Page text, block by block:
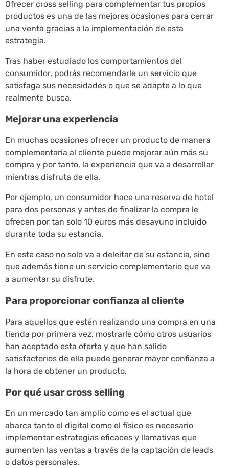
Ofrecer cross selling para complementar tus propios
productos es una de las mejores ocasiones para cerrar
una venta gracias a la implementación de esta
estrategia.
Tras haber estudiado los comportamientos del
consumidor, podrás recomendarle un servicio que
satisfaga sus necesidades o que se adapte a lo que
realmente busca.
Mejorar una experiencia
En muchas ocasiones ofrecer un producto de manera
complementaria al cliente puede mejorar aún más su
compra y por tanto, la experiencia que va a desarrollar
mientras disfruta de ella.
Por ejemplo, un consumidor hace una reserva de hotel
para dos personas y antes de finalizar la compra le
ofrecen por tan solo 10 euros más desayuno incluido
durante toda su estancia.
En este caso no solo va a deleitar de su estancia, sino
que además tiene un servicio complementario que va
a aumentar su disfrute.
Para proporcionar confianza al cliente
Para aquellos que estén realizando una compra en una
tienda por primera vez, mostrarle cómo otros usuarios
han aceptado esta oferta y que han salido
satisfactorios de ella puede generar mayor confianza a
la hora de obtener un producto.
Por qué usar cross selling
En un mercado tan amplio como es el actual que
abarca tanto el digital como el físico es necesario
implementar estrategias eficaces y llamativas que
aumenten las ventas a través de la captación de leads
o datos personales.